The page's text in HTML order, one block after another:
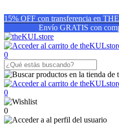
15% OFF con transferencia en
Envío GRATIS con
0
0
0